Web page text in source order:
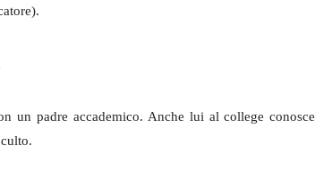
un padre accademico. Anche lui al college conosce